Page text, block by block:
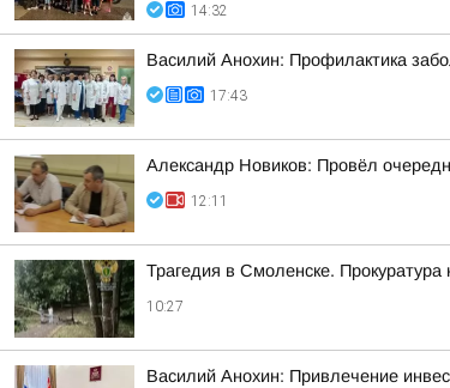
14:32
Василий Анохин: Профилактика
17:43
Александр Новиков: Провёл
12:11
Трагедия в Смоленске.
10:27
Василий Анохин: Привлечение